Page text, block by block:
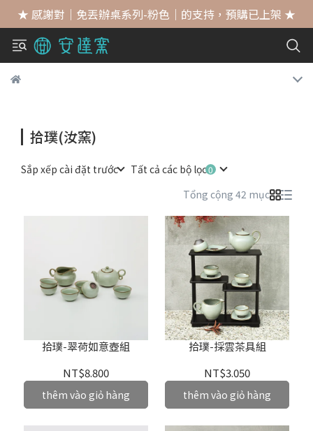
★ 感謝對｜免丟辦桌系列-粉色｜的支持，預購已上架 ★
拾璞(汝窯)
Sắp xếp cài đặt trước
Tất cả các bộ lọc
Tổng cộng 42 mục
拾璞-翠荷如意壺組
NT$8.800
thêm vào giỏ hàng
拾璞-採雲茶具組
NT$3.050
thêm vào giỏ hàng